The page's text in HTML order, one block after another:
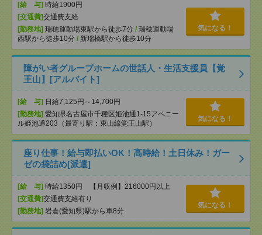
[給 与] 時給1900円
[交通費]交通費支給
[勤務地] 瑞穂運動場東駅から徒歩7分 / 瑞穂運動場
西駅から徒歩10分 / 新瑞橋駅から徒歩10分
気になる！
障がい者グループホームの世話人・生活支援員【覚
王山】[アルバイト]
[給 与] 日給7,125円～14,700円
[勤務地] 愛知県名古屋市千種区姫池通1-15アベニー
ル姫池通203（最寄り駅：東山線覚王山駅）
気になる！
座り仕事！給与即払いOK！高時給！土日休み！ガー
ゼの袋詰め[派遣]
[給 与] 時給1350円 【月収例】216000円以上
[交通費]交通費支給有り
[勤務地] 岩倉(愛知県)駅から車8分
気になる！